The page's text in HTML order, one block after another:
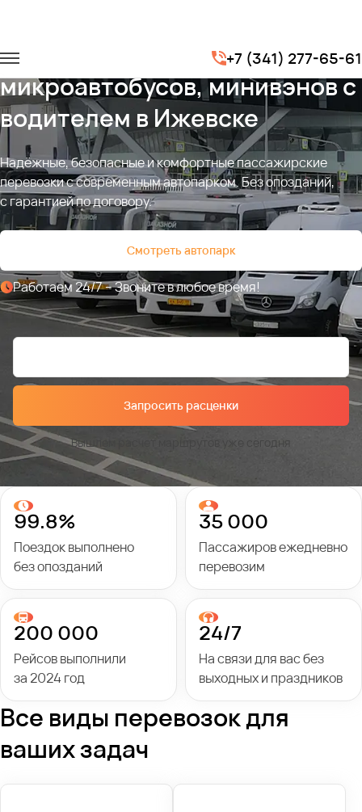
+7 (341) 277-65-61
Аренда автобусов,
микроавтобусов, минивэнов с
водителем в Ижевске
Надёжные, безопасные и комфортные пассажирские
перевозки с современным автопарком. Без опозданий,
с гарантией по договору.
Смотреть автопарк
Работаем 24/7 – Звоните в любое время!
Запросить расценки
Вышлем расчет маршрутов уже сегодня
99.8%
Поездок выполнено
без опозданий
35 000
Пассажиров ежедневно
перевозим
200 000
Рейсов выполнили
за 2024 год
24/7
На связи для вас без
выходных и праздников
Все виды перевозок для
ваших задач